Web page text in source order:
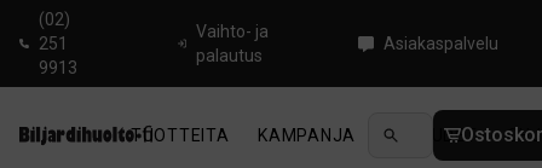
(02)
251
9913
Vaihto- ja
palautus
Asiakaspalvelu
TUOTTEITA KAMPANJA UUTUUDET